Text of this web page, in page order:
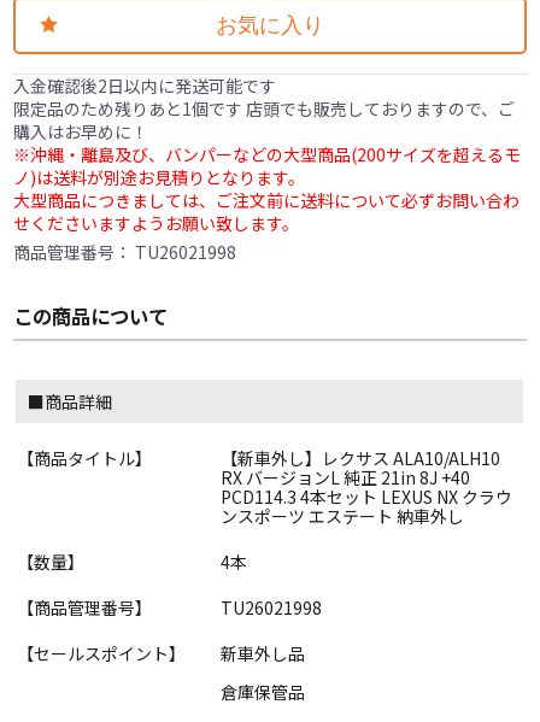
お気に入り
入金確認後2日以内に発送可能です
限定品のため残りあと1個です 店頭でも販売しておりますので、ご
購入はお早めに！
※沖縄・離島及び、バンパーなどの大型商品(200サイズを超えるモ
ノ)は送料が別途お見積りとなります。
大型商品につきましては、ご注文前に送料について必ずお問い合わ
せくださいますようお願い致します。
商品管理番号： TU26021998
この商品について
■商品詳細
【商品タイトル】
【新車外し】レクサス ALA10/ALH10
RX バージョンL 純正 21in 8J +40
PCD114.3 4本セット LEXUS NX クラウ
ンスポーツ エステート 納車外し
【数量】
4本
【商品管理番号】
TU26021998
【セールスポイント】
新車外し品
倉庫保管品